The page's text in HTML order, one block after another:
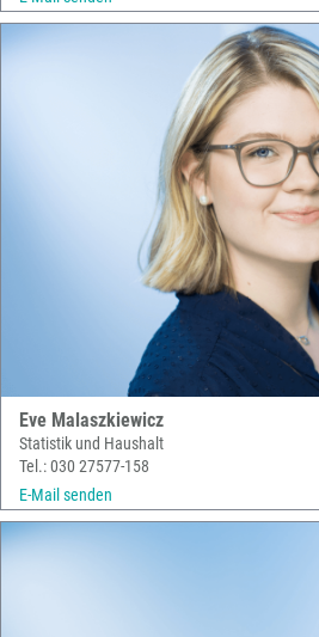
Eve Malaszkiewicz
Statistik und Haushalt
Tel.: 030 27577-158
E-Mail senden